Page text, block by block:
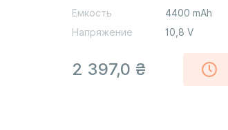
Емкость
4400 mAh
Напряжение
10,8 V
2 397,0 ₴